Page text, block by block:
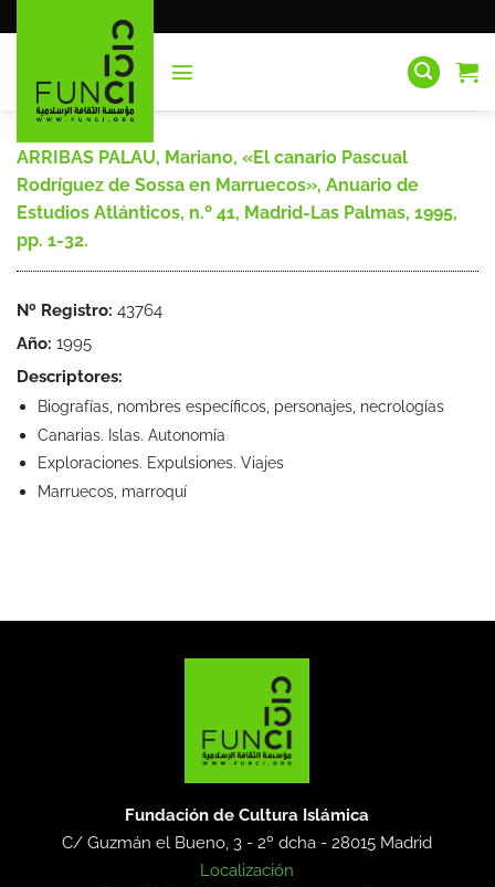
al
ARRIBAS PALAU, Mariano, «El canario Pascual
Rodríguez de Sossa en Marruecos», Anuario de
Estudios Atlánticos, n.º 41, Madrid-Las Palmas, 1995,
pp. 1-32.
Nº Registro: 43764
Año: 1995
Descriptores:
Biografías, nombres específicos, personajes, necrologías
Canarias. Islas. Autonomía
Exploraciones. Expulsiones. Viajes
Marruecos, marroquí
Fundación de Cultura Islámica
C/ Guzmán el Bueno, 3 - 2º dcha -28015 Madrid
Localización